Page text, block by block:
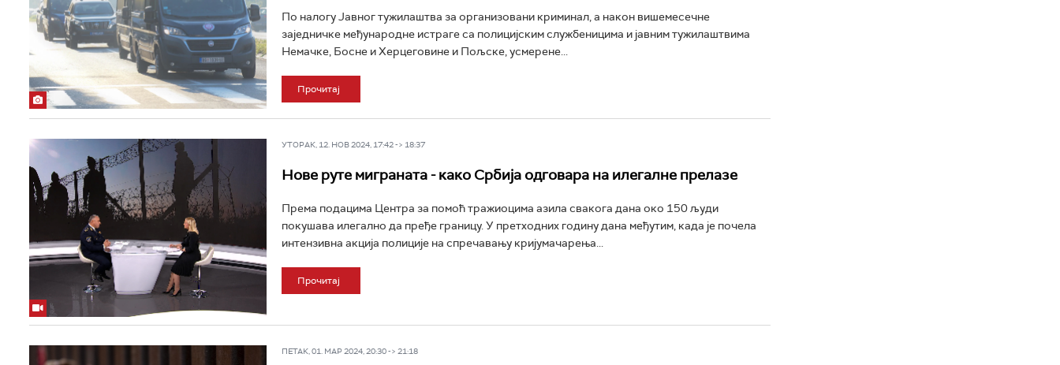
По налогу Јавног тужилаштва за организовани криминал, а након вишемесечне
заједничке међународне истраге са полицијским службеницима и јавним тужилаштвима
Немачке, Босне и Херцеговине и Пољске, усмерене...
Прочитај
УТОРАК, 12. НОВ 2024, 17:42 -> 18:37
Нове руте миграната - како Србија одговара на илегалне прелазе
Према подацима Центра за помоћ тражиоцима азила свакога дана око 150 људи
покушава илегално да пређе границу. У претходних годину дана међутим, када је почела
интензивна акција полиције на спречавању кријумачарења...
Прочитај
ПЕТАК, 01. МАР 2024, 20:30 -> 21:18